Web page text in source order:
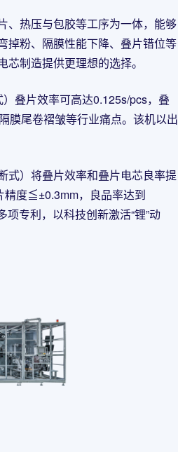
、热压与包胶等工序为一体，能够
掉粉、隔膜性能下降、叠片错位等
制造提供更理想的选择。
叠片效率可高达0.125s/pcs，叠
膜尾卷褶皱等行业痛点。该机以出
式）将叠片效率和叠片电芯良率提
精度≦±0.3mm，良品率达到
专利，以科技创新激活“锂”动